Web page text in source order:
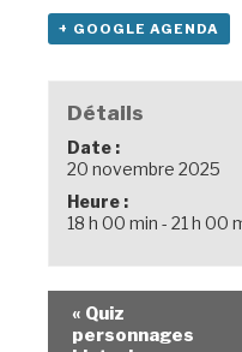
+ GOOGLE AGENDA
Détails
Date :
20 novembre 2025
Heure :
18 h 00 min - 21 h 00
« Quiz
personnages